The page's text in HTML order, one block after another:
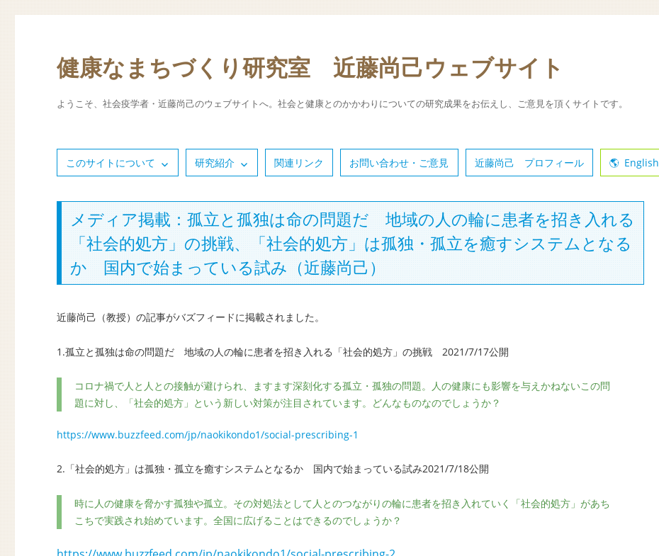
健康なまちづくり研究室 近藤尚己ウェブサイト
ようこそ、社会疫学者・近藤尚己のウェブサイトへ。社会と健康とのかかわりについての研究成果をお伝えし、ご意見を頂くサイトです。
このサイトについて 研究紹介 関連リンク お問い合わせ・ご意見 近藤尚己 プロフィール English
メディア掲載：孤立と孤独は命の問題だ 地域の人の輪に患者を招き入れる
「社会的処方」の挑戦、「社会的処方」は孤独・孤立を癒すシステムとなる
か 国内で始まっている試み（近藤尚己）
近藤尚己（教授）の記事がバズフィードに掲載されました。
1.孤立と孤独は命の問題だ 地域の人の輪に患者を招き入れる「社会的処方」の挑戦 2021/7/17公開
コロナ禍で人と人との接触が避けられ、ますます深刻化する孤立・孤独の問題。人の健康にも影響を与えかねないこの問
題に対し、「社会的処方」という新しい対策が注目されています。どんなものなのでしょうか？
https://www.buzzfeed.com/jp/naokikondo1/social-prescribing-1
2.「社会的処方」は孤独・孤立を癒すシステムとなるか 国内で始まっている試み2021/7/18公開
時に人の健康を脅かす孤独や孤立。その対処法として人とのつながりの輪に患者を招き入れていく「社会的処方」があち
こちで実践され始めています。全国に広げることはできるのでしょうか？